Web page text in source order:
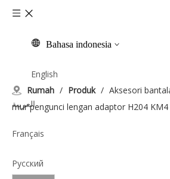
Bahasa indonesia
English
العربية
Français
Pусский
Rumah / Produk / Aksesori
mur pengunci lengan adaptor H204